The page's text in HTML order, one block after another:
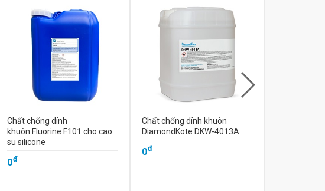
Chất chống dính
khuôn Fluorine F101 cho cao
su silicone
0đ
Chất chống dính khuôn
DiamondKote DKW-4013A
0đ